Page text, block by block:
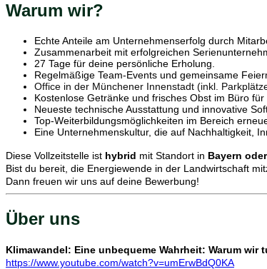
Warum wir?
Echte Anteile am Unternehmenserfolg durch
Zusammenarbeit mit erfolgreichen
27 Tage für deine persönliche Erholung.
Regelmäßige Team-Events und gemeinsame
Office in der Münchener Innenstadt (inkl.
Kostenlose Getränke und frisches Obst im Büro für
Neueste technische Ausstattung und innovative
Top-Weiterbildungsmöglichkeiten im Bereich
Eine Unternehmenskultur, die auf Nachhaltigkeit,
Diese Vollzeitstelle ist hybrid mit Standort in Bayern
Bist du bereit, die Energiewende in der Landwirtschaft
Dann freuen wir uns auf deine Bewerbung!
Über uns
Klimawandel: Eine unbequeme Wahrheit: Warum wir
https://www.youtube.com/watch?v=umErwBdQ0KA